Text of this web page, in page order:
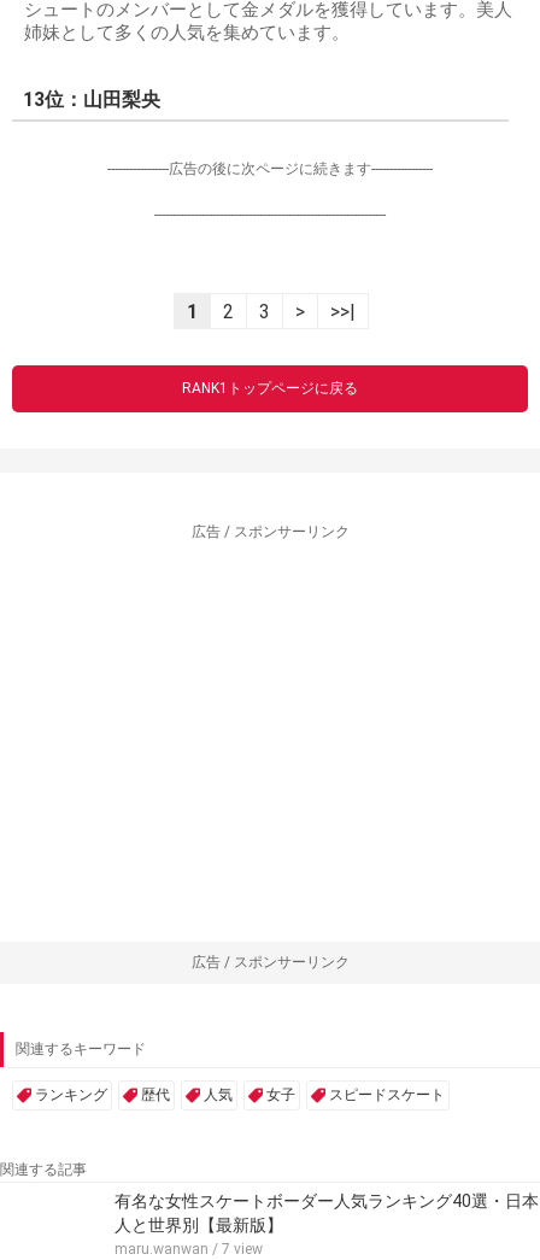
シュートのメンバーとして金メダルを獲得しています。美人
姉妹として多くの人気を集めています。
13位：山田梨央
-----------------広告の後に次ページに続きます-----------------
----------------------------------------------------------------
1 2 3 > >>|
RANK1トップページに戻る
広告 / スポンサーリンク
広告 / スポンサーリンク
関連するキーワード
ランキング 歴代 人気 女子 スピードスケート
関連する記事
有名な女性スケートボーダー人気ランキング40選・日本
人と世界別【最新版】
maru.wanwan / 7 view